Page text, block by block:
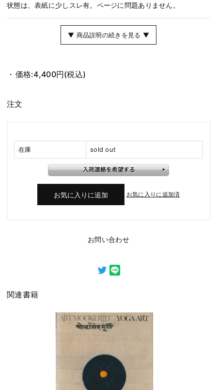
状態は、表紙に少しスレ有。ページに問題ありません。
▼ 商品説明の続きを見る ▼
価格:4,400円(税込)
注文
在庫 sold out
お気に入りに追加済
お問い合わせ
関連書籍